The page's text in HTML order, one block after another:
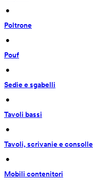
•
Poltrone
•
Pouf
•
Sedie e sgabelli
•
Tavoli bassi
•
Tavoli, scrivanie e consolle
•
Mobili contenitori